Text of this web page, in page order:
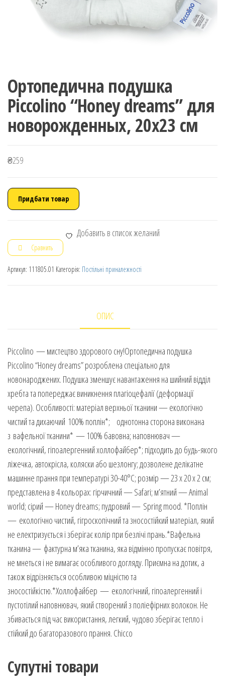
Ортопедична подушка
Piccolino “Honey dreams” для
новорожденных, 20х23 см
₴259
Придбати товар
Добавить в список желаний
Сравнить
Артикул: 111805.01 Категорія: Постільні приналежності
ОПИС
Piccolino — мистецтво здорового сну!Ортопедична подушка
Piccolino “Honey dreams” розроблена спеціально для
новонароджених. Подушка зменшує навантаження на шийний відділ
хребта та попереджає виникнення плагіоцефалії (деформації
черепа). Особливості: матеріал верхньої тканини — екологічно
чистий та дихаючий 100% поплін*; однотонна сторона виконана
з вафельної тканини* — 100% бавовна; наповнювач —
екологічний, гіпоалергенний холлофайбер*; підходить до будь-якого
ліжечка, автокрісла, коляски або шезлонгу; дозволене делікатне
машинне прання при температурі 30-40°C; розмір — 23 х 20 х 2 см;
представлена в 4 кольорах: гірчичний — Safari; м’ятний — Animal
world; сірий — Honey dreams; пудровий — Spring mood. *Поплін
— екологічно чистий, гігроскопічний та зносостійкий матеріал, який
не електризується і зберігає колір при безлічі прань.*Вафельна
тканина — фактурна м’яка тканина, яка відмінно пропускає повітря,
не мнеться і не вимагає особливого догляду. Приємна на дотик, а
також відрізняється особливою міцністю та
зносостійкістю.*Холлофайбер — екологічний, гіпоалергенний і
пустотілий наповнювач, який створений з поліефірних волокон. Не
збивається під час використання, легкий, чудово зберігає тепло і
стійкий до багаторазового прання. Chicco
Супутні товари